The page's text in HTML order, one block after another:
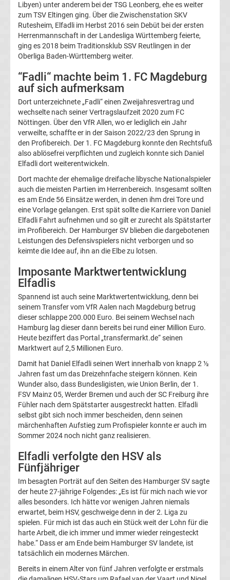
Transfergerüchte
Eintracht
Frankfurt
Transfergerüchte
Energie
Cottbus
Transfergerüchte
FC
Augsburg
Transfergerüchte
FC
Erzgebirge
Aue
Transfergerüchte
FC
Hansa
Rostock
Transfergerüchte
FC
St.
Pauli
Transfergerüchte
Libyen) unter anderem bei der TSG Leonberg, ehe es weiter
zum TSV Eltingen ging. Über die Zwischenstation SKV
Rutesheim, Elfadli im Herbst 2016 sein Debüt bei der ersten
Herrenmannschaft in der Landesliga Württemberg feierte,
ging es 2018 beim Traditionsklub SSV Reutlingen in der
Oberliga Baden-Württemberg weiter.
“Fadli“ machte beim 1. FC Magdeburg
auf sich aufmerksam
Dort unterzeichnete „Fadli“ einen Zweijahresvertrag und
wechselte nach seiner Vertragslaufzeit 2020 zum FC
Nöttingen. Über den VfR Allen, wo er lediglich ein Jahr
verweilte, schaffte er in der Saison 2022/23 den Sprung in
den Profibereich. Der 1. FC Magdeburg konnte den Rechtsfuß
also ablösefrei verpflichten und zugleich konnte sich Daniel
Elfadli dort weiterentwickeln.
Dort machte der ehemalige dreifache libysche Nationalspieler
auch die meisten Partien im Herrenbereich. Insgesamt sollten
es am Ende 56 Einsätze werden, in denen ihm drei Tore und
eine Vorlage gelangen. Erst spät sollte die Karriere von Daniel
Elfadli Fahrt aufnehmen und so gilt er zurecht als Spätstarter
im Profibereich. Der Hamburger SV blieben die dargebotenen
Leistungen des Defensivspielers nicht verborgen und so
keimte die Idee auf, ihn an die Elbe zu lotsen.
Imposante Marktwertentwicklung
Elfadlis
Spannend ist auch seine Marktwertentwicklung, denn bei
seinem Transfer vom VfR Aalen nach Magdeburg betrug
dieser schlappe 200.000 Euro. Bei seinem Wechsel nach
Hamburg lag dieser dann bereits bei rund einer Million Euro.
Heute beziffert das Portal „transfermarkt.de“ seinen
Marktwert auf 2,5 Millionen Euro.
Damit hat Daniel Elfadli seinen Wert innerhalb von knapp 2 ½
Jahren fast um das Dreizehnfache steigern können. Kein
Wunder also, dass Bundesligisten, wie Union Berlin, der 1.
FSV Mainz 05, Werder Bremen und auch der SC Freiburg ihre
Fühler nach dem Spätstarter ausgestreckt hatten. Elfadli
selbst gibt sich noch immer bescheiden, denn seinen
märchenhaften Aufstieg zum Profispieler konnte er auch im
Sommer 2024 noch nicht ganz realisieren.
Elfadli verfolgte den HSV als
Fünfjähriger
Im besagten Porträt auf den Seiten des Hamburger SV sagte
der heute 27-jährige Folgendes: „Es ist für mich nach wie vor
alles besonders. Ich hätte vor wenigen Jahren niemals
erwartet, beim HSV, geschweige denn in der 2. Liga zu
spielen. Für mich ist das auch ein Stück weit der Lohn für die
harte Arbeit, die ich immer und immer wieder reingesteckt
habe.“ Dass er am Ende beim Hamburger SV landete, ist
tatsächlich ein modernes Märchen.
Bereits in einem Alter von fünf Jahren verfolgte er erstmals